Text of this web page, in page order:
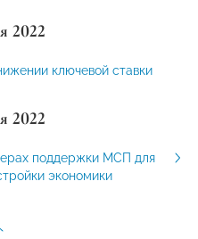
2022
ключевой ставки
2022
поддержки МСП для
экономики